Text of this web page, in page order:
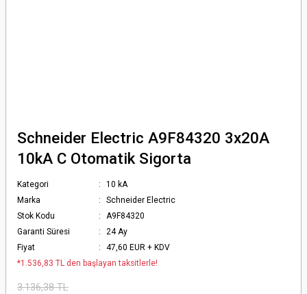
Schneider Electric A9F84320 3x20A
10kA C Otomatik Sigorta
Kategori
10 kA
Marka
Schneider Electric
Stok Kodu
A9F84320
Garanti Süresi
24 Ay
Fiyat
47,60 EUR + KDV
*1.536,83 TL den başlayan taksitlerle!
3.136,38 TL